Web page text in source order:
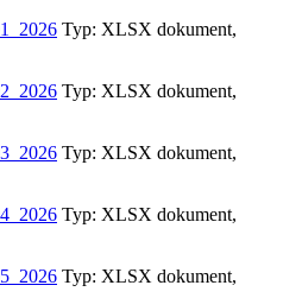
Typ: XLSX dokument,
Typ: XLSX dokument,
Typ: XLSX dokument,
Typ: XLSX dokument,
Typ: XLSX dokument,